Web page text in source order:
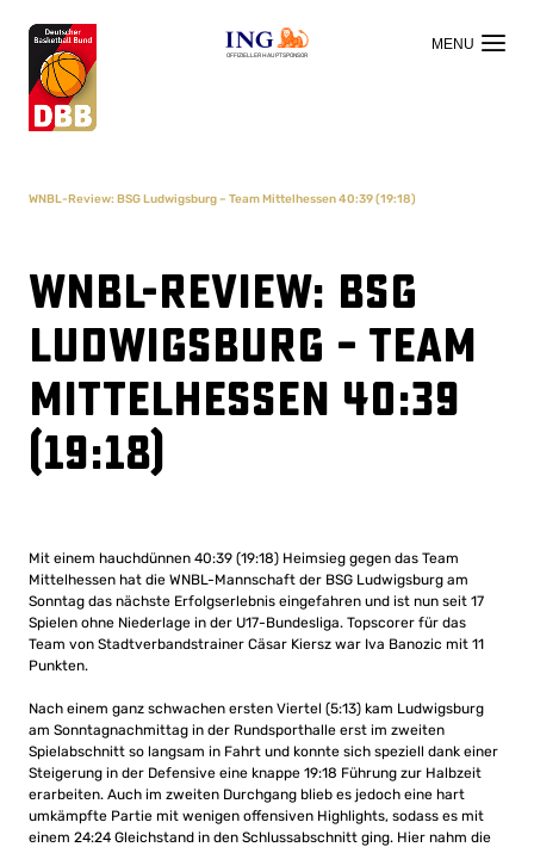
OFFIZIELLER HAUPTSPONSOR
WNBL-Review: BSG Ludwigsburg – Team Mittelhessen 40:39 (19:18)
WNBL-Review: BSG
Ludwigsburg – Team
Mittelhessen 40:39
(19:18)
Mit einem hauchdünnen 40:39 (19:18) Heimsieg gegen das Team
Mittelhessen hat die WNBL-Mannschaft der BSG Ludwigsburg am
Sonntag das nächste Erfolgserlebnis eingefahren und ist nun seit 17
Spielen ohne Niederlage in der U17-Bundesliga. Topscorer für das
Team von Stadtverbandstrainer Cäsar Kiersz war Iva Banozic mit 11
Punkten.
Nach einem ganz schwachen ersten Viertel (5:13) kam Ludwigsburg
am Sonntagnachmittag in der Rundsporthalle erst im zweiten
Spielabschnitt so langsam in Fahrt und konnte sich speziell dank einer
Steigerung in der Defensive eine knappe 19:18 Führung zur Halbzeit
erarbeiten. Auch im zweiten Durchgang blieb es jedoch eine hart
umkämpfte Partie mit wenigen offensiven Highlights, sodass es mit
einem 24:24 Gleichstand in den Schlussabschnitt ging. Hier nahm die